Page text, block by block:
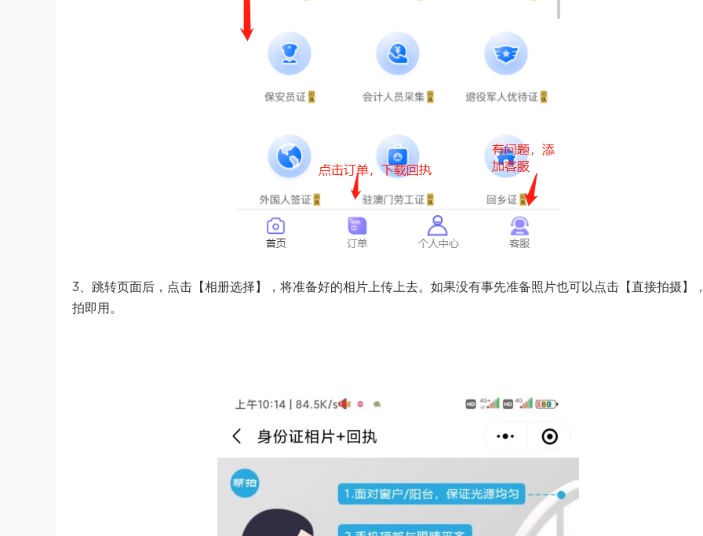
3、跳转页面后，点击【相册选择】，将准备好的相片上传上去。如果没有事先准备照片也可以点击【直接拍摄】
拍即用。